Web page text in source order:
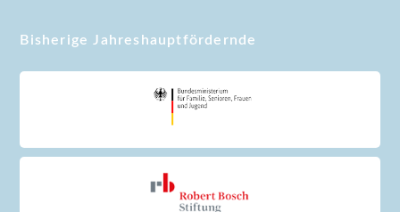
Bisherige Jahreshauptfördernde